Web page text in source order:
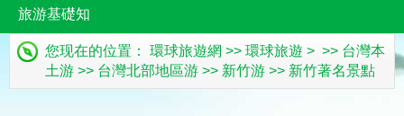
旅游基礎知
識
您现在的位置： 環球旅遊網 >> 環球旅遊 > >> 台灣本
土游 >> 台灣北部地區游 >> 新竹游 >> 新竹著名景點